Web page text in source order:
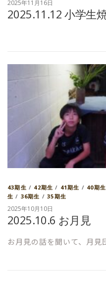
2025年11月16日
2025.11.12 小学生
43期生 / 42期生 / 41期生 / 40期生
生 / 36期生 /35期生
2025年10月10日
2025.10.6 お月見
お月見の話を聞いて、月見